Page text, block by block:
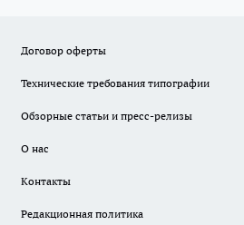
Договор оферты
Технические требования типографии
Обзорные статьи и пресс-релизы
О нас
Контакты
Редакционная политика